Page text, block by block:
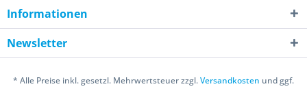
Informationen
Newsletter
* Alle Preise inkl. gesetzl. Mehrwertsteuer zzgl.Versandkosten und ggf.